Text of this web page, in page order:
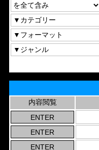
内容閲覧